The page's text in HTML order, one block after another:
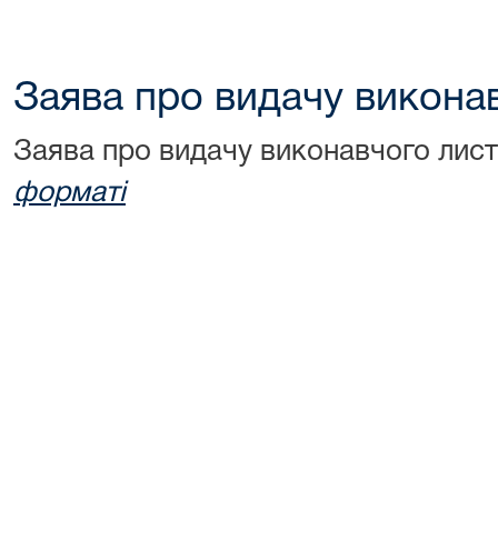
Заява про видачу
Заява про видачу виконавчого
форматі